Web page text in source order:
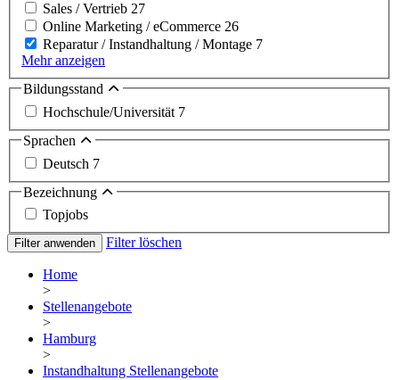
Sales / Vertrieb 27
Online Marketing / eCommerce 26
Reparatur / Instandhaltung / Montage 7
Mehr anzeigen
Bildungsstand
Hochschule/Universität 7
Sprachen
Deutsch 7
Bezeichnung
Topjobs
Filter anwenden Filter löschen
Home
>
Stellenangebote
>
Hamburg
>
Instandhaltung Stellenangebote